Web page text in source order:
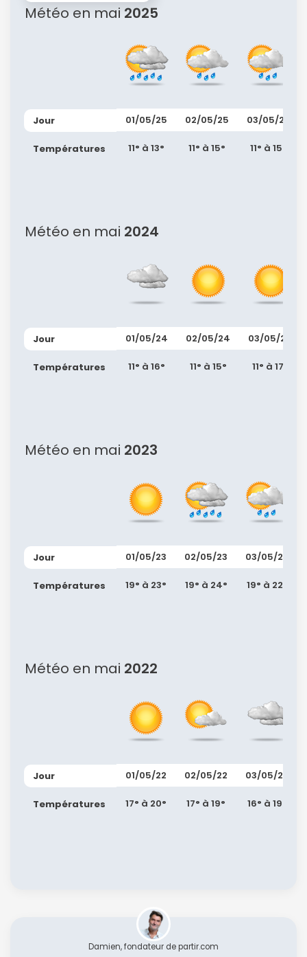
Météo en mai 2025
Jour
Températures
01/05/25
11° à 13°
02/05/25
11° à 15°
03/05/25
11° à 15°
Météo en mai 2024
Jour
Températures
01/05/24
11° à 16°
02/05/24
11° à 15°
03/05/24
11° à 17°
Météo en mai 2023
Jour
Températures
01/05/23
19° à 23°
02/05/23
19° à 24°
03/05/23
19° à 22°
Météo en mai 2022
Jour
Températures
01/05/22
17° à 20°
02/05/22
17° à 19°
03/05/22
16° à 19°
Damien, fondateur de partir.com
Continuer avec Apple
ou connectez-vous par mail
Politique de
confidentialité.